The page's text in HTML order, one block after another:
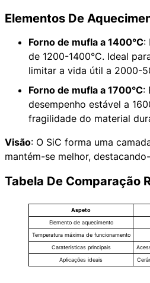
Elementos De
Forno de mufla a 1400°C:
de 1200-1400°C. Ideal
limitar a vida útil a 2000-
Forno de mufla a 1700°C:
desempenho estável a
fragilidade do material
Visão: O SiC forma uma
mantém-se melhor,
Tabela De Comparação
Aspeto
Elemento de aquecimento
Temperatura máxima de funcionamento
Caraterísticas principais
Aplicações ideais